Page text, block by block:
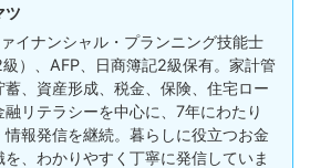
ツ
イナンシャル・プランニング技能士
級）、AFP、日商簿記2級保有。家計管
蓄、資産形成、税金、保険、住宅ロー
融リテラシーを中心に、7年にわたり
情報発信を継続。暮らしに役立つお金
を、わかりやすく丁寧に発信していま